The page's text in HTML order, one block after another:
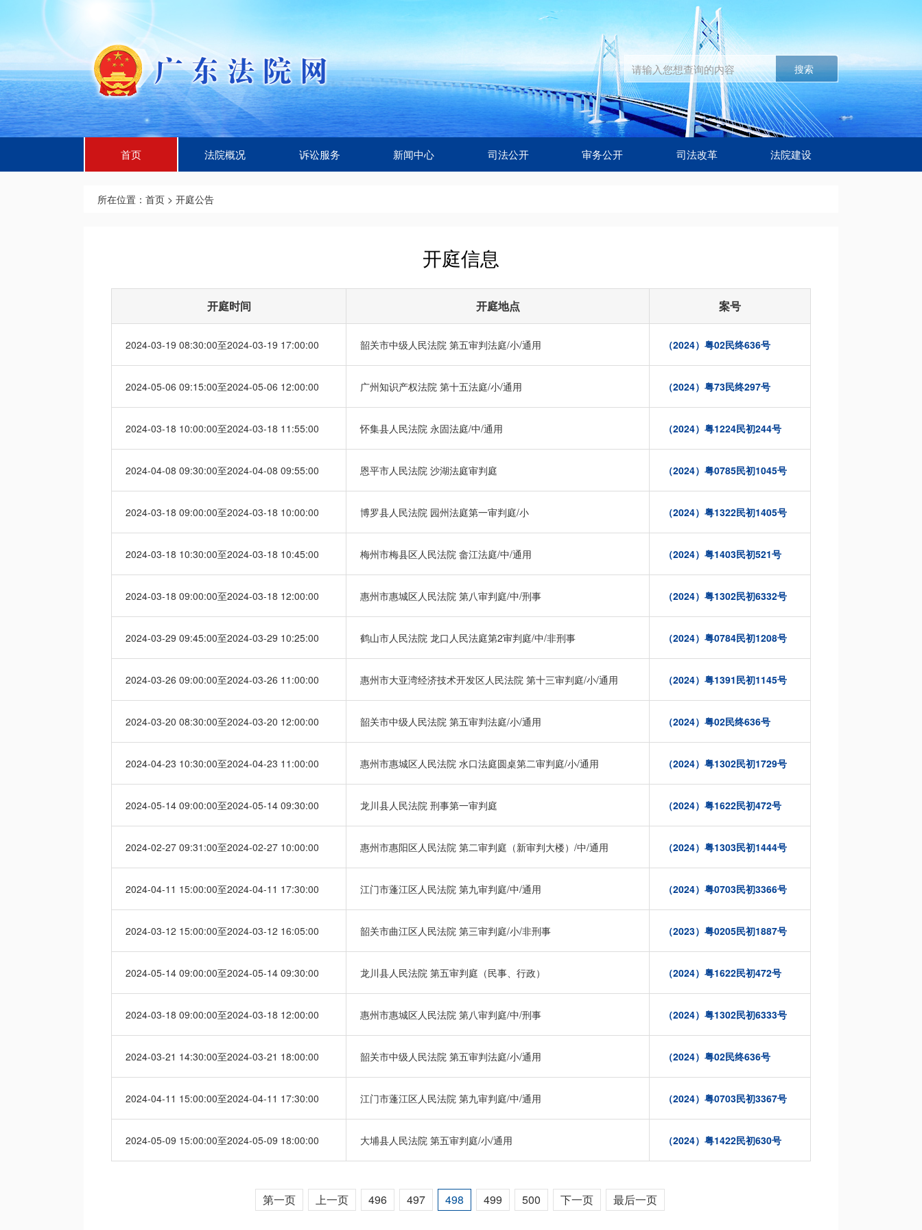
搜索
首页 法院概况 诉讼服务 新闻中心 司法公开 审务公开 司法改革 法院建设
所在位置： 首页 > 开庭公告
开庭信息
开庭时间 开庭地点 案号
2024-03-19 08:30:00至2024-03-19 17:00:00 韶关市中级人民法院 第五审判法庭/小/通用 （2024）粤02民终636号
2024-05-06 09:15:00至2024-05-06 12:00:00 广州知识产权法院 第十五法庭/小/通用 （2024）粤73民终297号
2024-03-18 10:00:00至2024-03-18 11:55:00 怀集县人民法院 永固法庭/中/通用 （2024）粤1224民初244号
2024-04-08 09:30:00至2024-04-08 09:55:00 恩平市人民法院 沙湖法庭审判庭 （2024）粤0785民初1045号
2024-03-18 09:00:00至2024-03-18 10:00:00 博罗县人民法院 园州法庭第一审判庭/小 （2024）粤1322民初1405号
2024-03-18 10:30:00至2024-03-18 10:45:00 梅州市梅县区人民法院 畲江法庭/中/通用 （2024）粤1403民初521号
2024-03-18 09:00:00至2024-03-18 12:00:00 惠州市惠城区人民法院 第八审判庭/中/刑事 （2024）粤1302民初6332号
2024-03-29 09:45:00至2024-03-29 10:25:00 鹤山市人民法院 龙口人民法庭第2审判庭/中/非刑事 （2024）粤0784民初1208号
2024-03-26 09:00:00至2024-03-26 11:00:00 惠州市大亚湾经济技术开发区人民法院 第十三审判庭/小/通用 （2024）粤1391民初1145号
2024-03-20 08:30:00至2024-03-20 12:00:00 韶关市中级人民法院 第五审判法庭/小/通用 （2024）粤02民终636号
2024-04-23 10:30:00至2024-04-23 11:00:00 惠州市惠城区人民法院 水口法庭圆桌第二审判庭/小/通用 （2024）粤1302民初1729号
2024-05-14 09:00:00至2024-05-14 09:30:00 龙川县人民法院 刑事第一审判庭 （2024）粤1622民初472号
2024-02-27 09:31:00至2024-02-27 10:00:00 惠州市惠阳区人民法院 第二审判庭（新审判大楼）/中/通用 （2024）粤1303民初1444号
2024-04-11 15:00:00至2024-04-11 17:30:00 江门市蓬江区人民法院 第九审判庭/中/通用 （2024）粤0703民初3366号
2024-03-12 15:00:00至2024-03-12 16:05:00 韶关市曲江区人民法院 第三审判庭/小/非刑事 （2023）粤0205民初1887号
2024-05-14 09:00:00至2024-05-14 09:30:00 龙川县人民法院 第五审判庭（民事、行政） （2024）粤1622民初472号
2024-03-18 09:00:00至2024-03-18 12:00:00 惠州市惠城区人民法院 第八审判庭/中/刑事 （2024）粤1302民初6333号
2024-03-21 14:30:00至2024-03-21 18:00:00 韶关市中级人民法院 第五审判法庭/小/通用 （2024）粤02民终636号
2024-04-11 15:00:00至2024-04-11 17:30:00 江门市蓬江区人民法院 第九审判庭/中/通用 （2024）粤0703民初3367号
2024-05-09 15:00:00至2024-05-09 18:00:00 大埔县人民法院 第五审判庭/小/通用 （2024）粤1422民初630号
第一页 上一页 496 497 498 499 500 下一页 最后一页